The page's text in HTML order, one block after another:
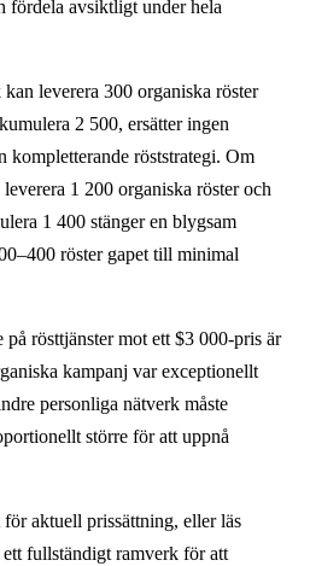
fördela avsiktligt under hela
leverera 300 organiska röster
2 500, ersätter ingen
kompletterande röststrategi. Om
1 200 organiska röster och
1 400 stänger en blygsam
röster gapet till minimal
rösttjänster mot ett $3 000-pris är
kampanj var exceptionellt
personliga nätverk måste
större för att uppnå
för aktuell prissättning, eller läs
fullständigt ramverk för att